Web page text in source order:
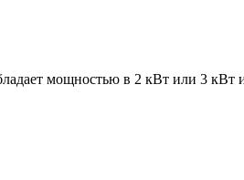
мощностью в 2 кВт или 3 кВт и